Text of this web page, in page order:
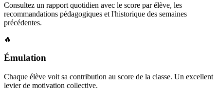
Consultez un rapport quotidien avec le score par élève, les
recommandations pédagogiques et l'historique des semaines
précédentes.
🔥
Émulation
Chaque élève voit sa contribution au score de la classe. Un excellent
levier de motivation collective.